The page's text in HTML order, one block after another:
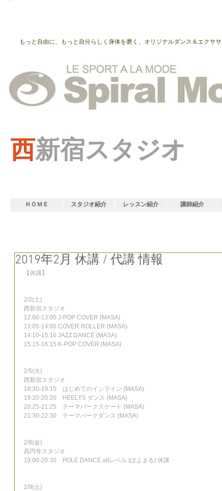
もっと自由に、もっと自分らしく身体を磨く、オリジナルダンス＆エクサ
西新宿スタジオ
ＨＯＭＥ スタジオ紹介 レッスン紹介 講師紹介
2019年2月 休講 / 代講 情報
【休講】
2/2(土)
西新宿スタジオ
12:00-13:00 J-POP COVER (MASA)
13:05-14:05 COVER ROLLER (MASA)
14:10-15:10 JAZZ DANCE (MASA)
15:15-16:15 K-POP COVER (MASA)
2/5(火)
西新宿スタジオ
18:30-19:15　はじめてのインライン (MASA)
19:20-20:20　HEELYS ダンス (MASA)
20:25-21:25　テーマパークスケート (MASA)
21:30-22:30　テーマパークダンス (MASA)
2/8(金)
高円寺スタジオ
19:00-20:30　POLE DANCE allレベル (ぽよまる) 休講
2/9(土)